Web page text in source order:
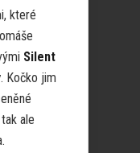
které
Silent
. Kočko jim
ale